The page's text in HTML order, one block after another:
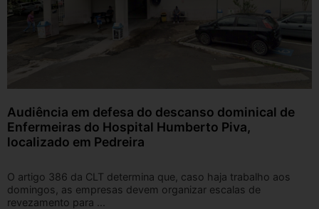
Audiência em defesa do descanso dominical de
Enfermeiras do Hospital Humberto Piva,
localizado em Pedreira
O artigo 386 da CLT determina que, caso haja trabalho aos
domingos, as empresas devem organizar escalas de
revezamento para ...